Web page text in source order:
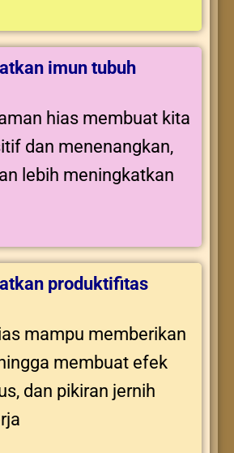
imun tubuh
hias membuat kita
dan menenangkan,
lebih meningkatkan
produktifitas
mampu memberikan
membuat efek
dan pikiran jernih